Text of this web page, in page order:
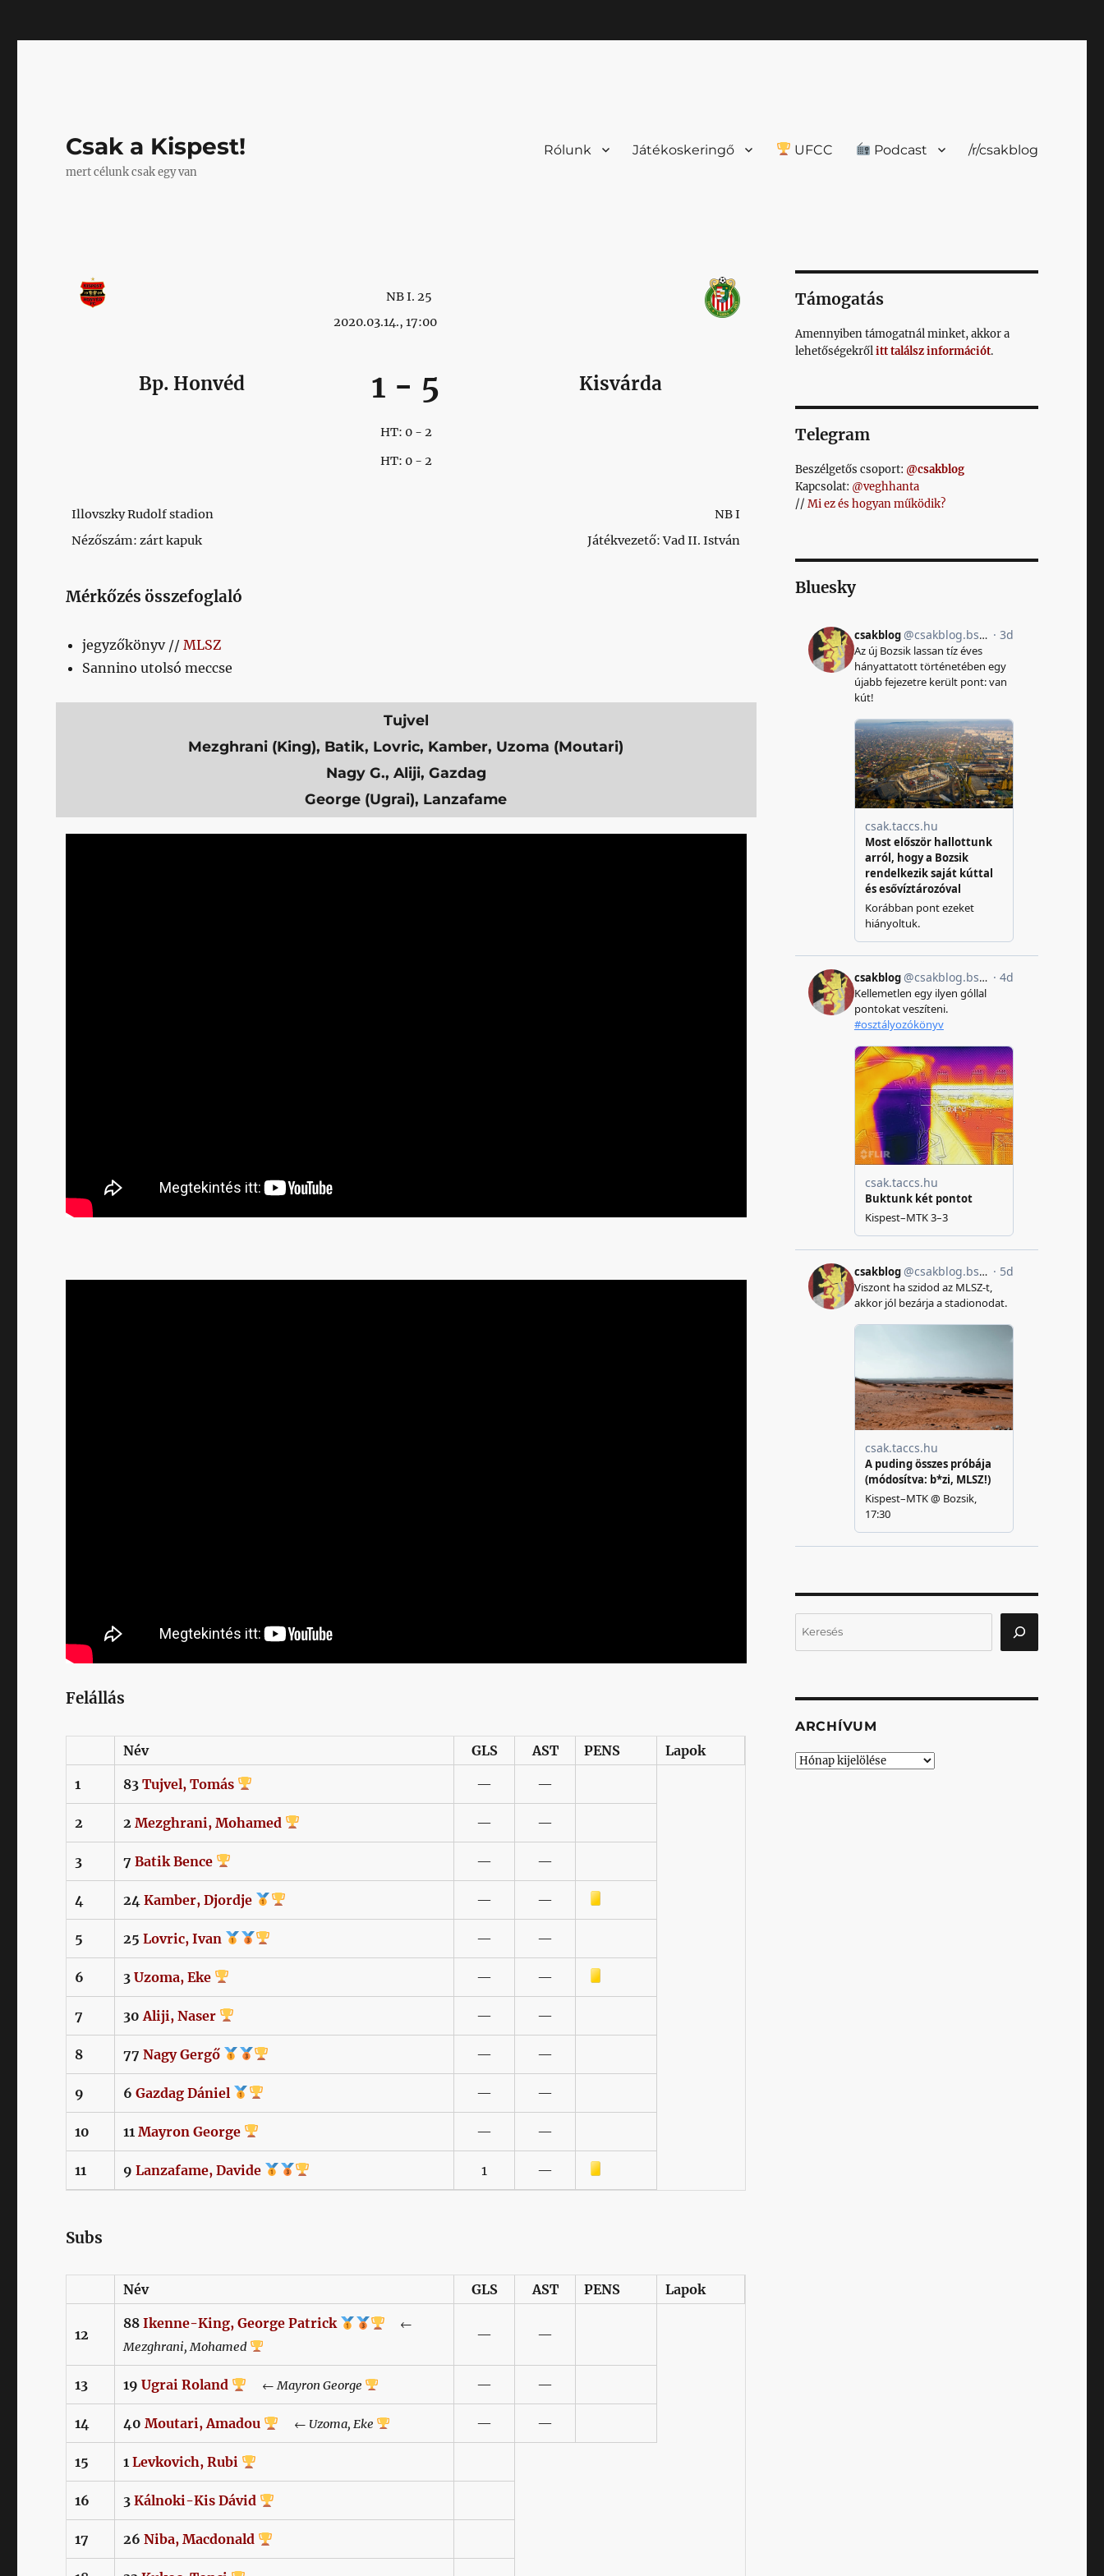
Csak a Kispest!
mert célunk csak egy van
Rólunk Játékoskeringő UFCC Podcast /r/csakblog
NB I. 25
2020.03.14., 17:00
Bp. Honvéd 1 - 5 Kisvárda
HT: 0 - 2
HT: 0 - 2
Illovszky Rudolf stadion
Nézőszám: zárt kapuk
NB I
Játékvezető: Vad II. István
Mérkőzés összefoglaló
jegyzőkönyv //MLSZ
Sannino utolsó meccse
Tujvel
Mezghrani (King), Batik, Lovric, Kamber, Uzoma (Moutari)
Nagy G., Aliji, Gazdag
George (Ugrai), Lanzafame
Felállás
Név GLS AST PENS Lapok
1 83Tujvel, Tomás — —
2 2Mezghrani, Mohamed — —
3 7Batik Bence — —
4 24Kamber, Djordje — —
Sárga lap
5 25Lovric, Ivan — —
6 3Uzoma, Eke — —
Sárga lap
7 30Aliji, Naser — —
8 77Nagy Gergő — —
9 6Gazdag Dániel — —
10 11Mayron George — —
11 9Lanzafame, Davide 1 —
Sárga lap
Subs
Név GLS AST PENS Lapok
12
88Ikenne-King, George Patrick
←
Mezghrani, Mohamed
— —
13 19Ugrai Roland ←Mayron George — —
14 40Moutari, Amadou ← Uzoma, Eke — —
15 1Levkovich, Rubi
16 3Kálnoki-Kis Dávid
17 26Niba, Macdonald
Támogatás
Amennyiben támogatnál minket, akkor a
lehetőségekrőlitt találsz információt.
Telegram
Beszélgetős csoport: @csakblog
Kapcsolat: @veghhanta
// Mi ez és hogyan működik?
Bluesky
ARCHÍVUM
Archívum